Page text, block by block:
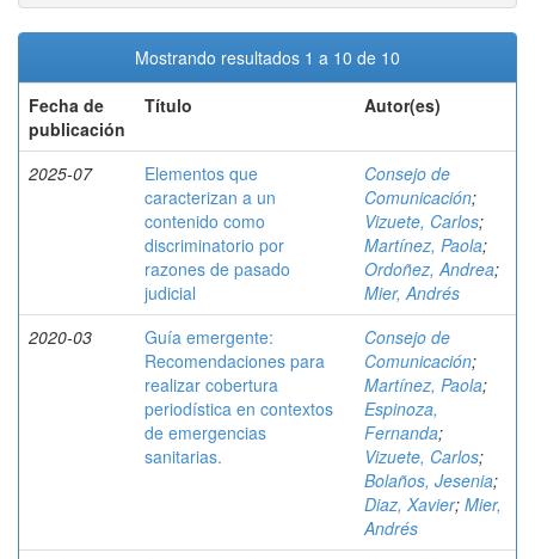
Mostrando resultados 1 a 10 de 10
Fecha de
publicación
Título Autor(es)
2025-07
Elementos que
caracterizan a un
contenido como
discriminatorio por
razones de pasado
judicial
Consejo de
Comunicación;
Vizuete, Carlos;
Martínez, Paola;
Ordoñez, Andrea;
Mier, Andrés
2020-03
Guía emergente:
Recomendaciones para
realizar cobertura
periodística en contextos
de emergencias
sanitarias.
Consejo de
Comunicación;
Martínez, Paola;
Espinoza,
Fernanda;
Vizuete, Carlos;
Bolaños, Jesenia;
Diaz, Xavier; Mier,
Andrés